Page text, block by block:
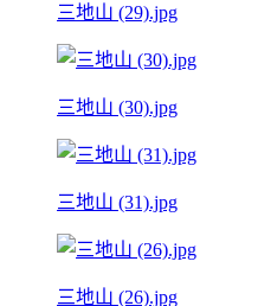
三地山 (29).jpg
三地山 (30).jpg
三地山 (31).jpg
三地山 (26).jpg